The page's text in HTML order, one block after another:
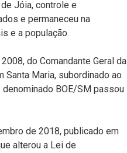
Jóia, controle e
e permaneceu na
e a população.
do Comandante Geral da
Santa Maria, subordinado ao
BOE/SM passou
de 2018, publicado em
alterou a Lei de